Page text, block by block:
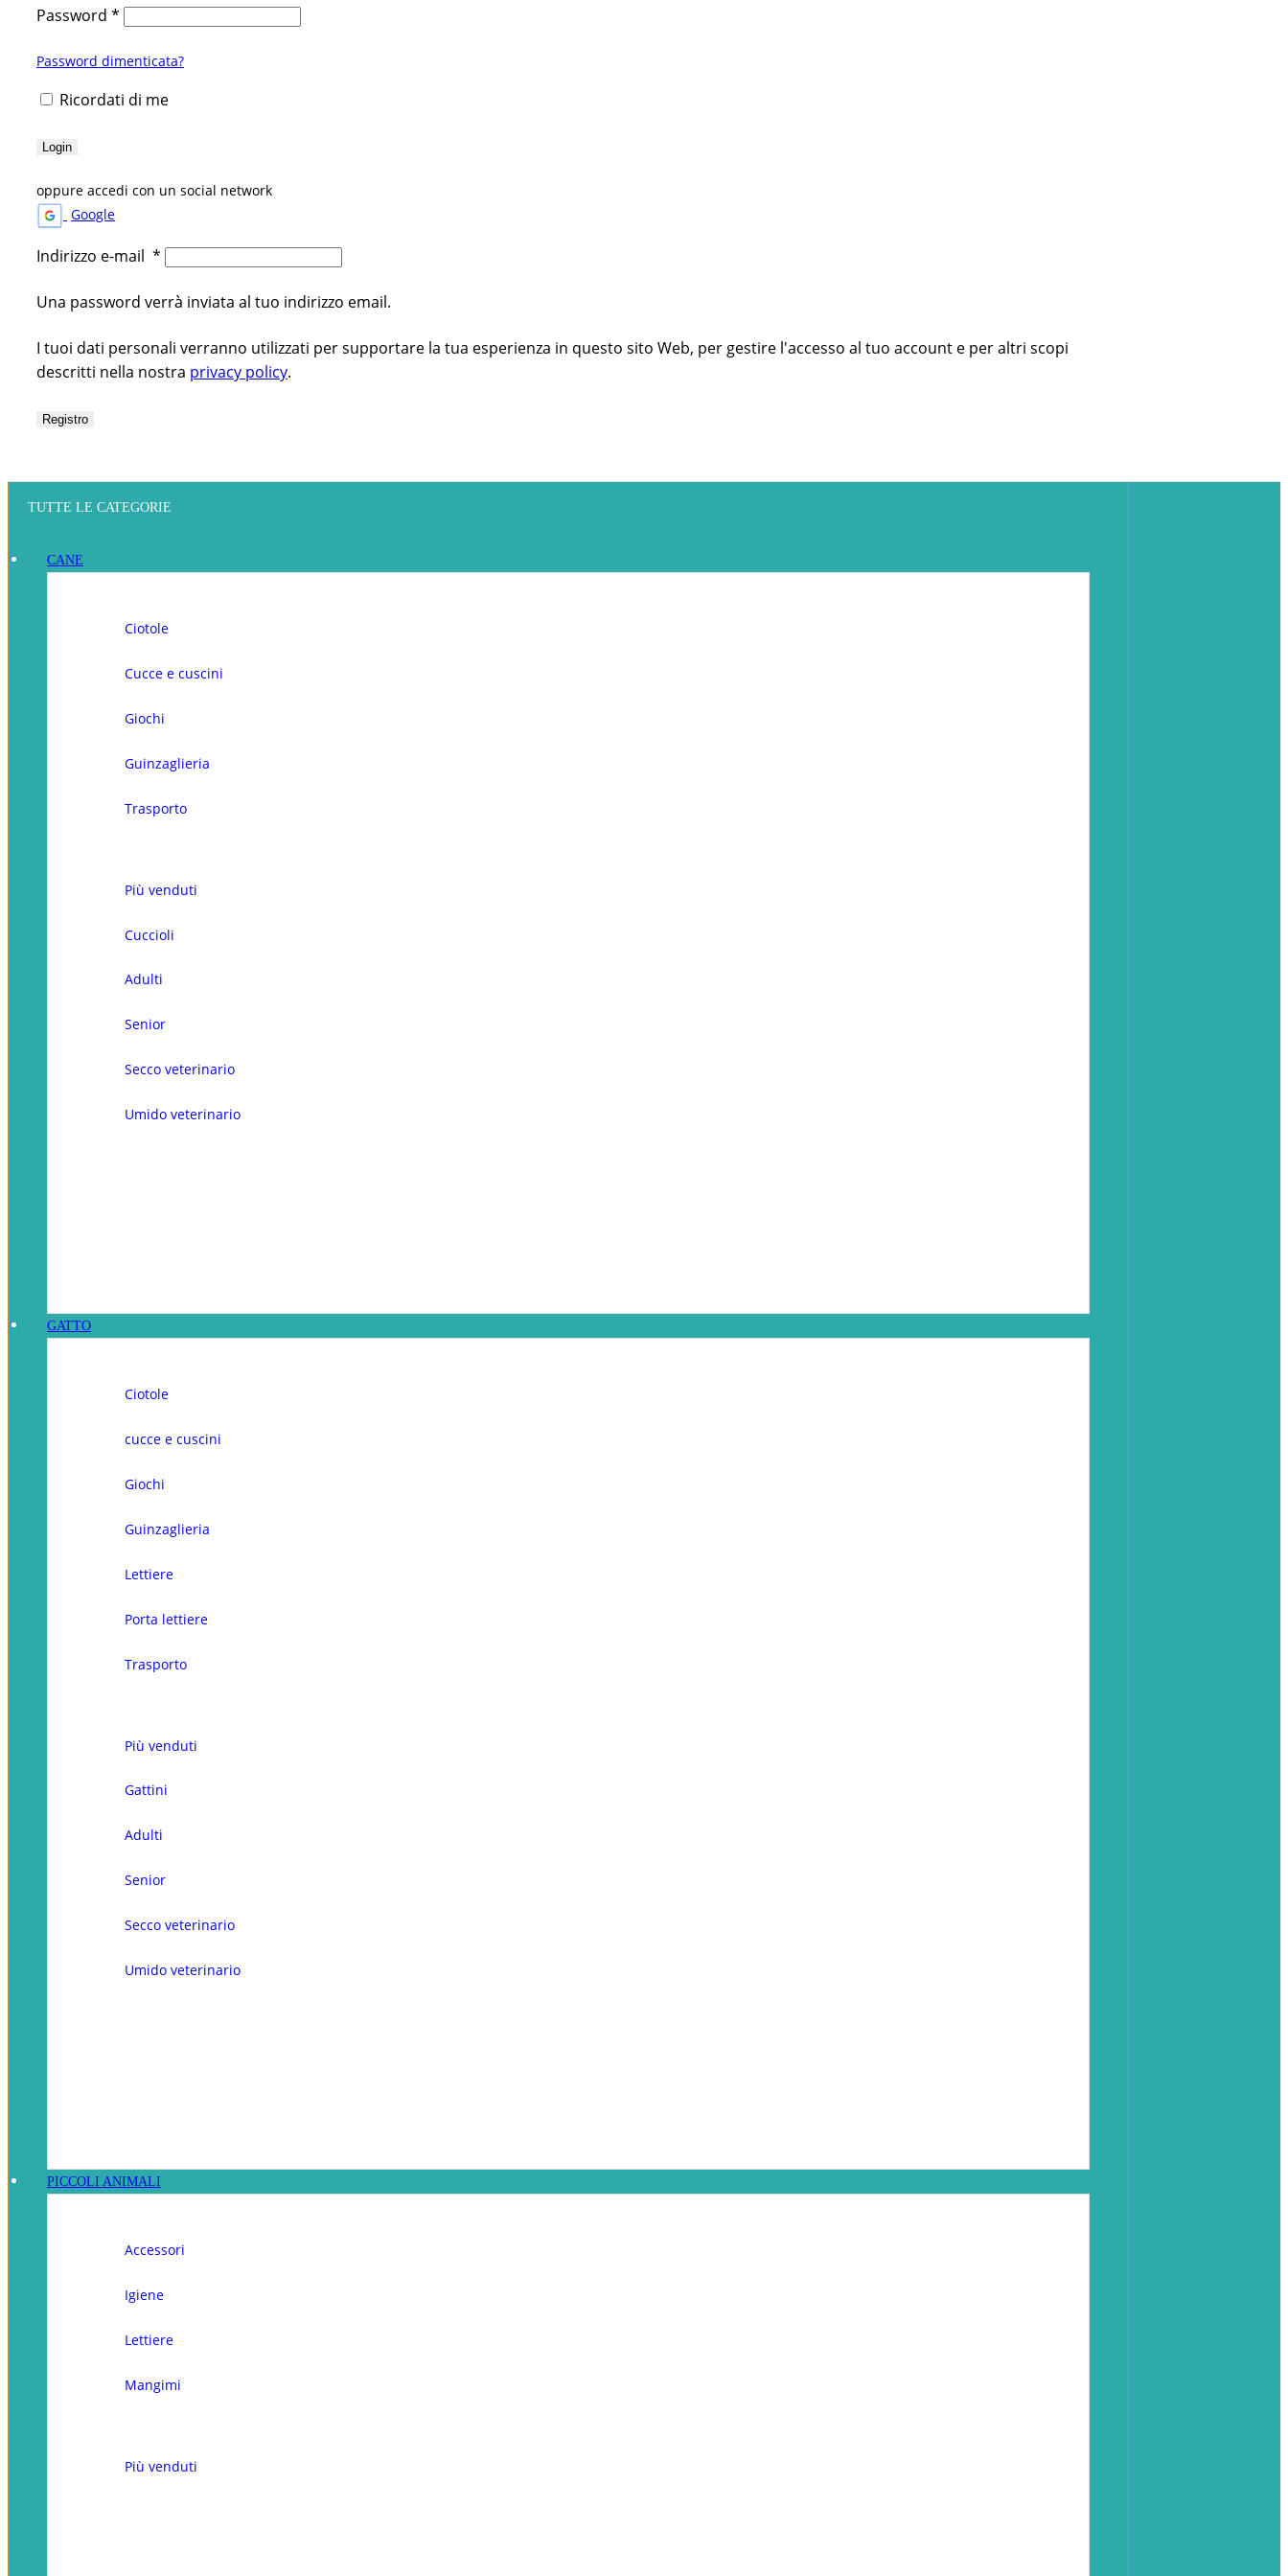
Password *
Password dimenticata?
Ricordati di me
Login
oppure accedi con un social network
Google
Indirizzo e-mail *
Una password verrà inviata al tuo indirizzo email.
I tuoi dati personali verranno utilizzati per supportare la tua esperienza in questo sito Web, per gestire l'accesso al tuo account e per altri scopi
descritti nella nostra privacy policy.
Registro
TUTTE LE CATEGORIE
CANE
Ciotole
Cucce e cuscini
Giochi
Guinzaglieria
Trasporto
Più venduti
Cuccioli
Adulti
Senior
Secco veterinario
Umido veterinario
GATTO
Ciotole
cucce e cuscini
Giochi
Guinzaglieria
Lettiere
Porta lettiere
Trasporto
Più venduti
Gattini
Adulti
Senior
Secco veterinario
Umido veterinario
PICCOLI ANIMALI
Accessori
Igiene
Lettiere
Mangimi
Più venduti